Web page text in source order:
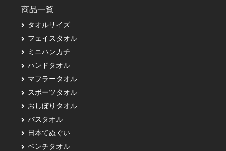
商品一覧
タオルサイズ
フェイスタオル
ミニハンカチ
ハンドタオル
マフラータオル
スポーツタオル
おしぼりタオル
バスタオル
日本てぬぐい
ベンチタオル